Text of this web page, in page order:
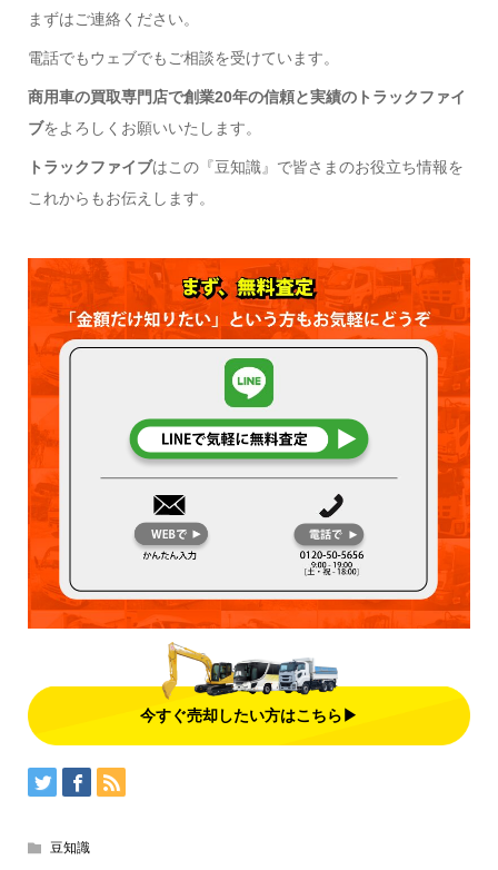
まずはご連絡ください。
電話でもウェブでもご相談を受けています。
商用車の買取専門店で創業20年の信頼と実績のトラックファイ
ブをよろしくお願いいたします。
トラックファイブはこの『豆知識』で皆さまのお役立ち情報を
これからもお伝えします。
今すぐ売却したい方はこちら▶
豆知識